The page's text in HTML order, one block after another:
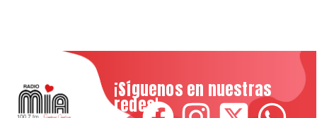
¡Síguenos en nuestras
redes!